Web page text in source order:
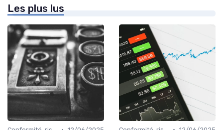
Les plus lus